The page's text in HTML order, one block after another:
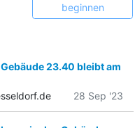
beginnen
23.40 bleibt am
28 Sep '23